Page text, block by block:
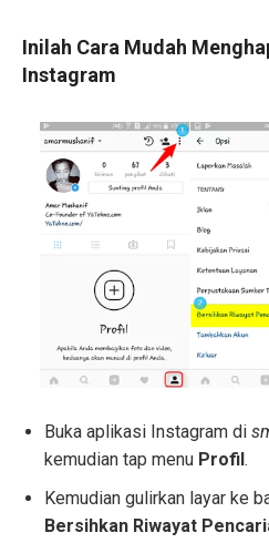
Inilah Cara Mudah
Instagram
Buka aplikasi Instagram di
kemudian tap menu Profil.
Kemudian gulirkan layar ke
Bersihkan Riwayat